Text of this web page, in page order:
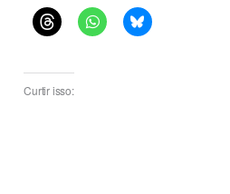
Curtir isso: